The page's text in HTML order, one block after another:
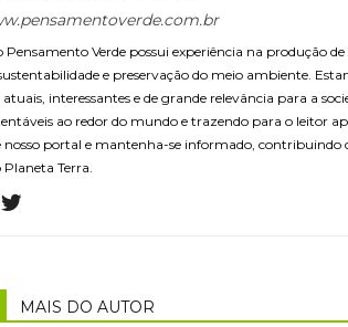
Pensamento Verde possui experiência na produção
e preservação do meio ambiente.
interessantes e de grande relevância para a
ao redor do mundo e trazendo para o leitor
nosso portal e mantenha-se informado,
Planeta Terra.
MAIS DO AUTOR